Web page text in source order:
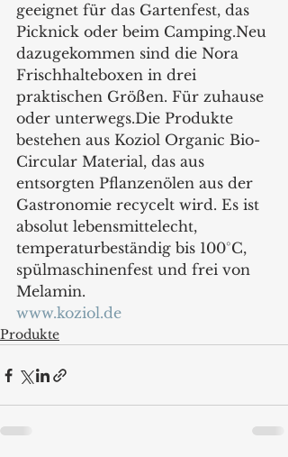
geeignet für das Gartenfest, das
Picknick oder beim Camping.Neu
dazugekommen sind die Nora
Frischhalteboxen in drei
praktischen Größen. Für zuhause
oder unterwegs.Die Produkte
bestehen aus Koziol Organic Bio-
Circular Material, das aus
entsorgten Pflanzenölen aus der
Gastronomie recycelt wird. Es ist
absolut lebensmittelecht,
temperaturbeständig bis 100°C,
spülmaschinenfest und frei von
Melamin.
www.koziol.de
Produkte